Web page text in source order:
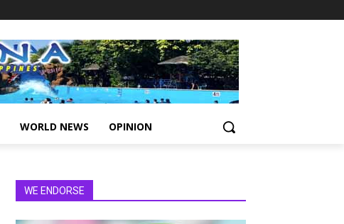
WORLD NEWS OPINION
WE ENDORSE